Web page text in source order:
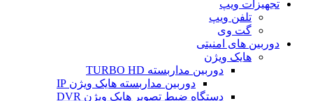
تجهیزات ویپ
تلفن ویپ
گت وی
دوربین های امنیتی
هایک ویژن
دوربین مداربسته TURBO HD
دوربین مداربسته هایک ویژن IP
دستگاه ضبط تصویر هایک ویژن DVR